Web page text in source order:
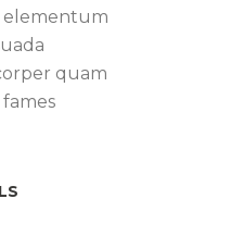
elementum
quam